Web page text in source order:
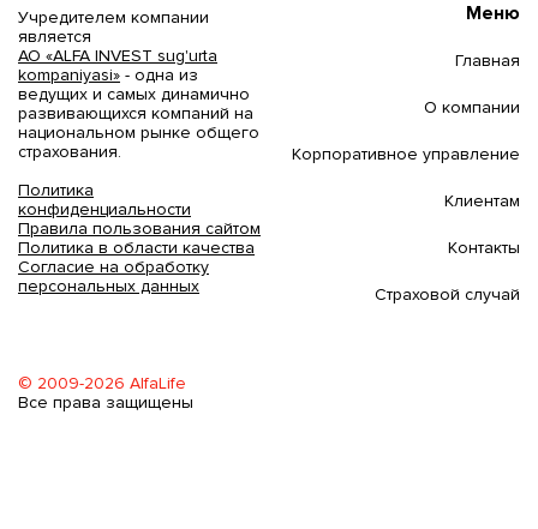
Учредителем компании
является
АО «ALFA INVEST sug'urta
kompaniyasi» - одна из
ведущих и самых динамично
развивающихся компаний на
национальном рынке общего
страхования.
Политика
конфиденциальности
Правила пользования сайтом
Политика в области качества
Согласие на обработку
персональных данных
© 2009-2026 AlfaLife
Все права защищены
Меню
Главная
О компании
Корпоративное управление
Клиентам
Контакты
Страховой случай